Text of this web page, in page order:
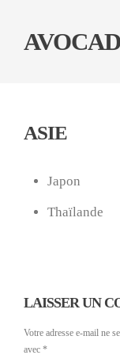
ASIE
Japon
Thaïlande
LAISSER UN
Votre adresse e-mail ne
avec *